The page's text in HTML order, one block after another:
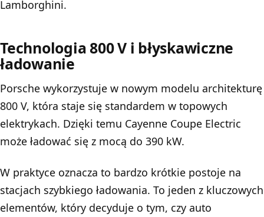
Lamborghini.
Technologia 800 V i błyskawiczne
ładowanie
Porsche wykorzystuje w nowym modelu architekturę
800 V, która staje się standardem w topowych
elektrykach. Dzięki temu Cayenne Coupe Electric
może ładować się z mocą do 390 kW.
W praktyce oznacza to bardzo krótkie postoje na
stacjach szybkiego ładowania. To jeden z kluczowych
elementów, który decyduje o tym, czy auto